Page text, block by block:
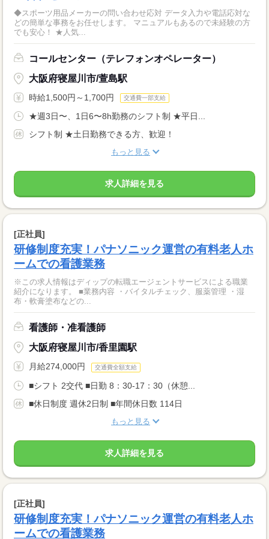
◆スポーツ用品メーカーの問い合わせ応対 データ入力や電話応対な
どの簡単な事務をお任せします。 マニュアルもあるので未経験の方
でも安心！ ★人気...
コールセンター（テレフォンオペレーター）
大阪府寝屋川市/萱島駅
時給1,500円～1,700円 交通費一部支給
★週3日〜、1日6〜8h勤務のシフト制 ★平日...
シフト制 ★土日勤務できる方、歓迎！
もっと見る
求人詳細を見る
[正社員]
研修制度充実！パナソニック運営の有料老人ホ
ームでの看護業務
※この求人情報はディップの転職エージェントサービスによる職業
紹介になります。 ■業務内容 ・バイタルチェック、服薬管理 ・湿
布・軟膏塗布などの...
看護師・准看護師
大阪府寝屋川市/香里園駅
月給274,000円 交通費全額支給
■シフト 2交代 ■日勤 8：30-17：30（休憩...
■休日制度 週休2日制 ■年間休日数 114日
もっと見る
求人詳細を見る
[正社員]
研修制度充実！パナソニック運営の有料老人ホ
ームでの看護業務